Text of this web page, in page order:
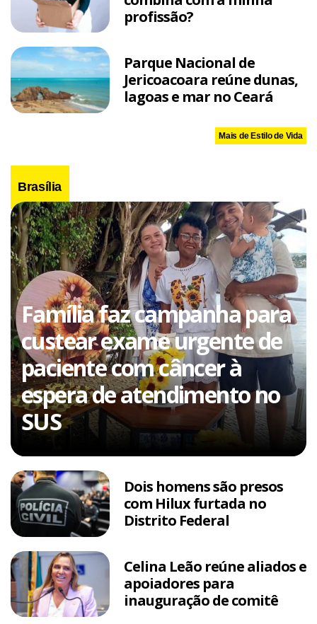
profissão?
Parque Nacional de
Jericoacoara reúne dunas,
lagoas e mar no Ceará
Mais de Estilo de Vida
Brasília
Família faz campanha para
custear exame urgente de
paciente com câncer à
espera de atendimento no
SUS
Dois homens são presos
com Hilux furtada no
Distrito Federal
Celina Leão reúne aliados e
apoiadores para
inauguração de comitê